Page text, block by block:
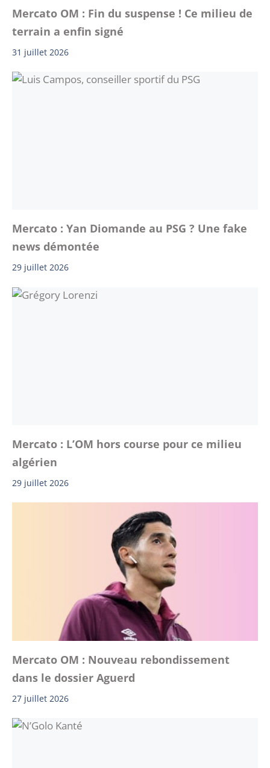
Mercato OM : Fin du suspense ! Ce milieu de
terrain a enfin signé
31 juillet 2026
Mercato : Yan Diomande au PSG ? Une fake
news démontée
29 juillet 2026
Mercato : L’OM hors course pour ce milieu
algérien
29 juillet 2026
Mercato OM : Nouveau rebondissement
dans le dossier Aguerd
27 juillet 2026